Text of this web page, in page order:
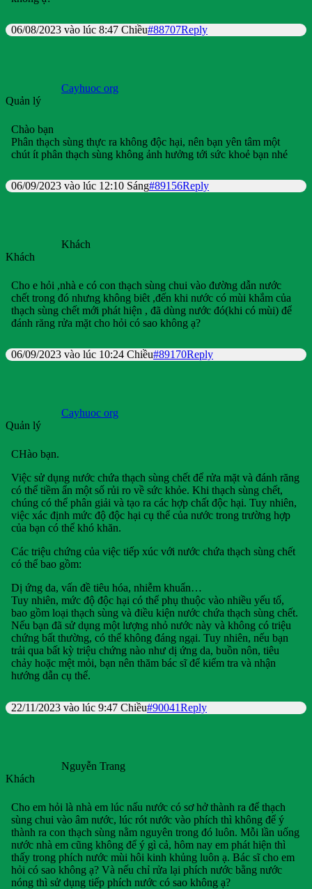
06/08/2023 vào lúc 8:47 Chiều#88707Reply
Cayhuoc org
Quản lý
Chào bạn
Phân thạch sùng thực ra không độc hại, nên bạn yên tâm một
chút ít phân thạch sùng không ảnh hưởng tới sức khoẻ bạn nhé
06/09/2023 vào lúc 12:10 Sáng#89156Reply
Khách
Khách
Cho e hỏi ,nhà e có con thạch sùng chui vào đường dẫn nước
chết trong đó nhưng không biêt ,đến khi nước có mùi khắm của
thạch sùng chết mới phát hiện , đã dùng nước đó(khi có mùi) để
đánh răng rửa mặt cho hỏi có sao không ạ?
06/09/2023 vào lúc 10:24 Chiều#89170Reply
Cayhuoc org
Quản lý
CHào bạn.
Việc sử dụng nước chứa thạch sùng chết để rửa mặt và đánh răng
có thể tiềm ẩn một số rủi ro về sức khỏe. Khi thạch sùng chết,
chúng có thể phân giải và tạo ra các hợp chất độc hại. Tuy nhiên,
việc xác định mức độ độc hại cụ thể của nước trong trường hợp
của bạn có thể khó khăn.
Các triệu chứng của việc tiếp xúc với nước chứa thạch sùng chết
có thể bao gồm:
Dị ứng da, vấn đề tiêu hóa, nhiễm khuẩn…
Tuy nhiên, mức độ độc hại có thể phụ thuộc vào nhiều yếu tố,
bao gồm loại thạch sùng và điều kiện nước chứa thạch sùng chết.
Nếu bạn đã sử dụng một lượng nhỏ nước này và không có triệu
chứng bất thường, có thể không đáng ngại. Tuy nhiên, nếu bạn
trải qua bất kỳ triệu chứng nào như dị ứng da, buồn nôn, tiêu
chảy hoặc mệt mỏi, bạn nên thăm bác sĩ để kiểm tra và nhận
hướng dẫn cụ thể.
22/11/2023 vào lúc 9:47 Chiều#90041Reply
Nguyễn Trang
Khách
Cho em hỏi là nhà em lúc nấu nước có sơ hở thành ra để thạch
sùng chui vào âm nước, lúc rót nước vào phích thì không để ý
thành ra con thạch sùng nằm nguyên trong đó luôn. Mỗi lần uống
nước nhà em cũng không để ý gì cả, hôm nay em phát hiện thì
thấy trong phích nước mùi hôi kinh khủng luôn ạ. Bác sĩ cho em
hỏi có sao không ạ? Và nếu chỉ rửa lại phích nước bằng nước
nóng thì sử dụng tiếp phích nước có sao không ạ?